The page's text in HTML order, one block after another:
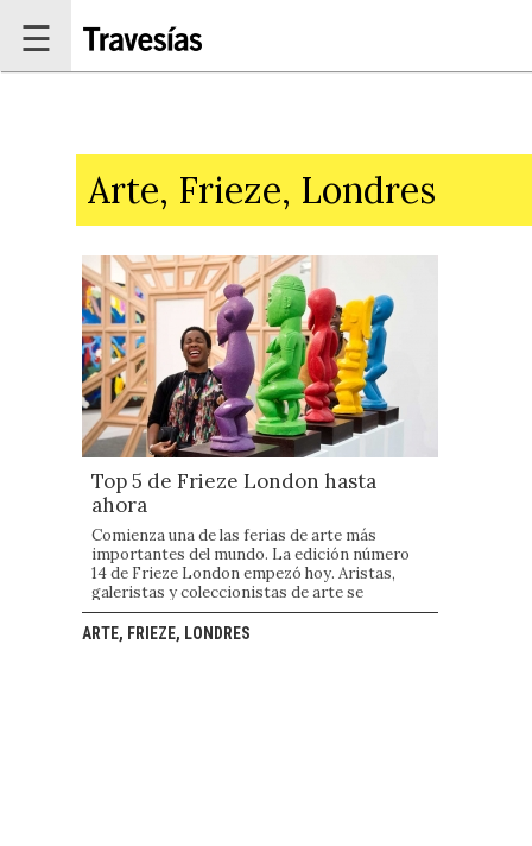
☰
Arte, Frieze, Londres
Top 5 de Frieze London hasta
ahora
Comienza una de las ferias de arte más
importantes del mundo. La edición número
14 de Frieze London empezó hoy. Aristas,
galeristas y coleccionistas de arte se
juntarán una semana para vivir intensamente
la energía real a través del arte. ¡Hay mucho
que ver!
ARTE, FRIEZE, LONDRES